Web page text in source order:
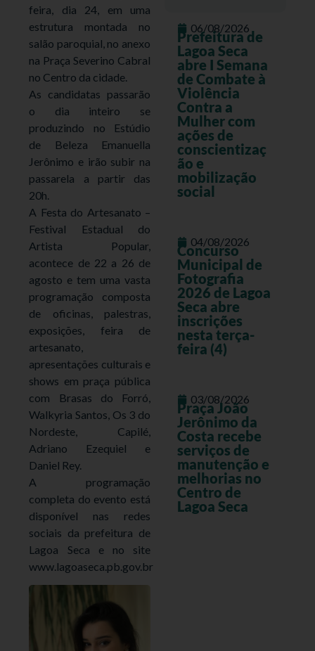
feira, dia 24, em uma
estrutura montada no
salão paroquial, no anexo
na Praça Severino Cabral
no Centro da cidade.
As candidatas passarão
o dia inteiro se
produzindo no Estúdio
de Beleza Emanuella
Jerônimo e irão subir na
passarela a partir das
20h.
A Festa do Artesanato –
Festival Estadual do
Artista Popular,
acontece de 22 a 26 de
agosto e tem uma vasta
programação composta
de oficinas, palestras,
exposições, feira de
artesanato,
apresentações culturais e
shows em praça pública
com Brasas do Forró,
Walkyria Santos, Os 3 do
Nordeste, Capilé,
Adriano Ezequiel e
Daniel Rey.
A programação
completa do evento está
disponível nas redes
sociais da prefeitura de
Lagoa Seca e no site
www.lagoaseca.pb.gov.br
06/08/2026
Prefeitura de
Lagoa Seca
abre I Semana
de Combate à
Violência
Contra a
Mulher com
ações de
conscientizaç
ão e
mobilização
social
04/08/2026
Concurso
Municipal de
Fotografia
2026 de Lagoa
Seca abre
inscrições
nesta terça-
feira (4)
03/08/2026
Praça João
Jerônimo da
Costa recebe
serviços de
manutenção e
melhorias no
Centro de
Lagoa Seca